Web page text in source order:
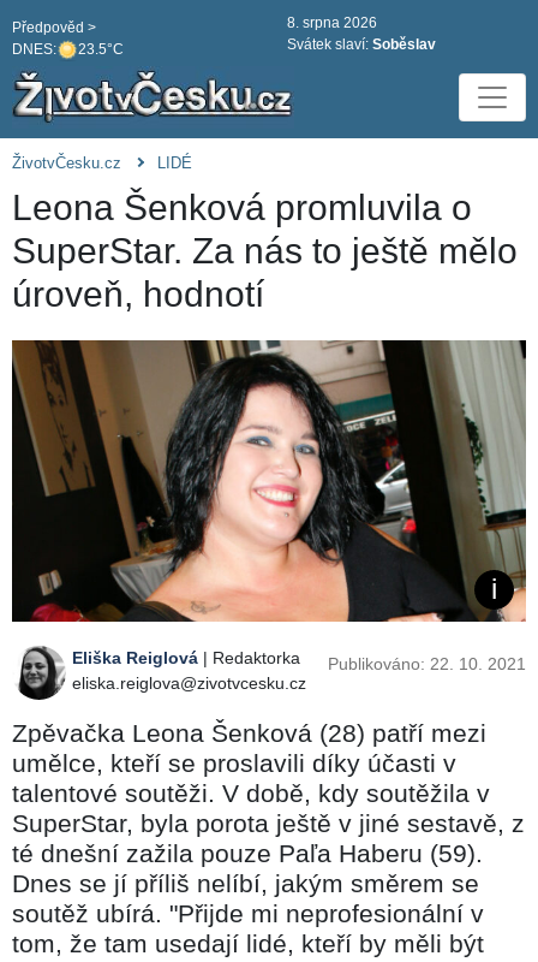
DNES: 23.5°C
Předpověd >
8. srpna 2026
Svátek slaví: Soběslav
ŽivotvČesku.cz LIDÉ
Leona Šenková promluvila o
SuperStar. Za nás to ještě mělo
úroveň, hodnotí
Eliška Reiglová | Redaktorka
eliska.reiglova@zivotvcesku.cz
Publikováno: 22. 10. 2021
Zpěvačka Leona Šenková (28) patří mezi
umělce, kteří se proslavili díky účasti v
talentové soutěži. V době, kdy soutěžila v
SuperStar, byla porota ještě v jiné sestavě, z
té dnešní zažila pouze Paľa Haberu (59).
Dnes se jí příliš nelíbí, jakým směrem se
soutěž ubírá. "Přijde mi neprofesionální v
tom, že tam usedají lidé, kteří by měli být